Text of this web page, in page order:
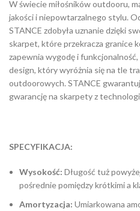
W świecie miłośników outdooru,
jakości i niepowtarzalnego stylu.
STANCE zdobyła uznanie dzięki
skarpet, które przekracza granice
zapewnia wygodę i
design, który wyróżnia się na tle
outdoorowych. STANCE
gwarancję na skarpety z
SPECYFIKACJA:
Wysokość: Długość tuż
pośrednie pomiędzy krótkimi a
Amortyzacja: Umiarkowana